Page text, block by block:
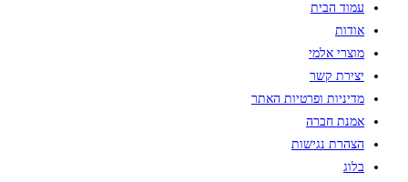
עמוד הבית
אודות
מוצרי אלמי
יצירת קשר
מדיניות ופרטיות האתר
אמנת חברה
הצהרת נגישות
בלוג